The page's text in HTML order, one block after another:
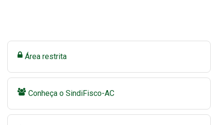
Área restrita
Conheça o SindiFisco-AC